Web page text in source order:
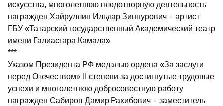
искусства, многолетнюю плодотворную деятельность
награж­ден Хайруллин Ильдар Зиннурович – артист
ГБУ «Татарский государственный Академический театр
имени Галиасгара Камала».
***
Указом Президента РФ медалью ордена «За заслуги
перед Отечеством» II степени за достигнутые трудовые
успехи и многолетнюю добросовестную работу
награжден Сабиров Дамир Рахибович – заместитель